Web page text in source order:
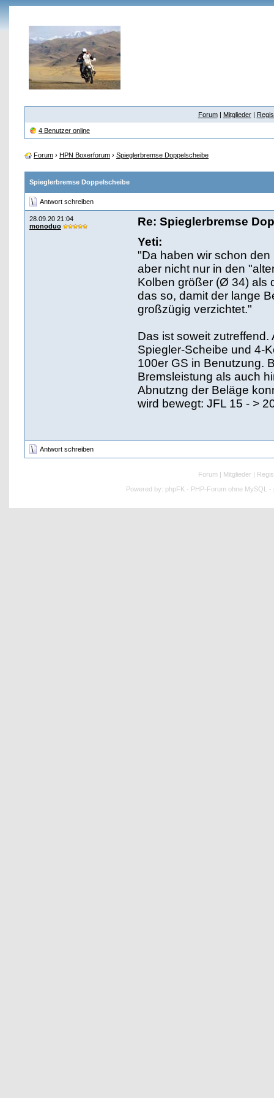
Forum| Mitglieder|
4 Benutzer online
Forum › HPN Boxerforum › Spieglerbremse Doppelscheibe
Spieglerbremse Doppelscheibe
Antwort schreiben
28.09.20 21:04
monoduo
Re: Spieglerbremse
Yeti:
"Da haben wir schon
aber nicht nur in den
Kolben größer (Ø 34) als
das so, damit der lange
großzügig verzichtet."
Das ist soweit
Spiegler-Scheibe und 4-
100er GS in Benutzung.
Bremsleistung als auch
Abnutzng der Beläge
wird bewegt: JFL 15 - >
Antwort schreiben
Forum | Mitglieder |
Powered by: phpFK - PHP-Forum ohne MySQL -